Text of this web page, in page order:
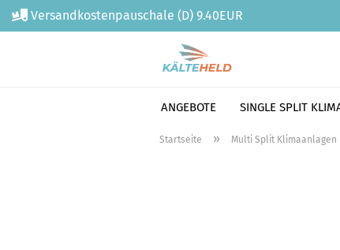
Versandkostenpauschale (D) 9.40EUR
ANGEBOTE SINGLE SPLIT
Startseite » Multi Split Klimaanlagen